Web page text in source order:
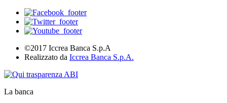
©2017 Iccrea Banca S.p.A
Realizzato da Iccrea Banca S.p.A.
La banca